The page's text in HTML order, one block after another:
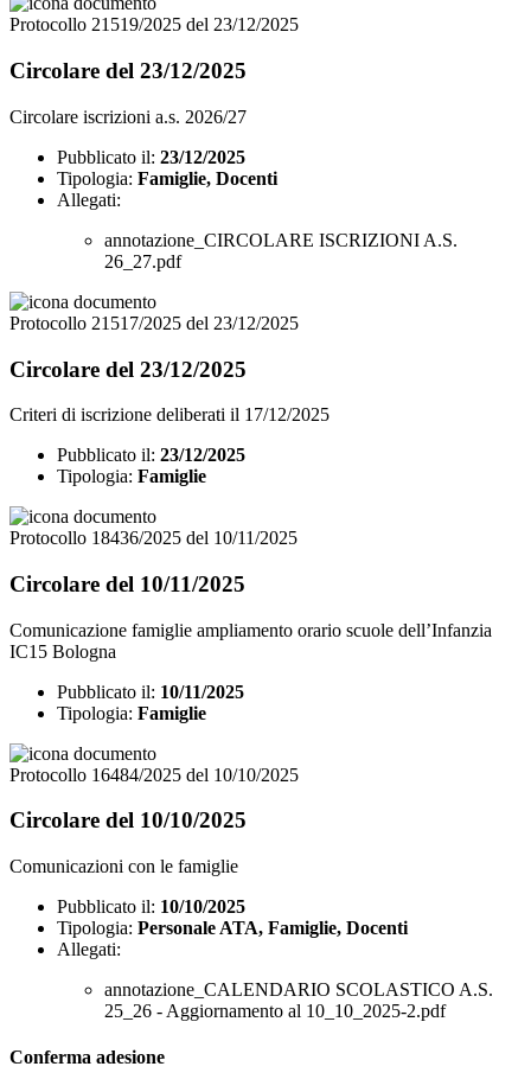
Protocollo 21519/2025 del 23/12/2025
Circolare del 23/12/2025
Circolare iscrizioni a.s. 2026/27
Pubblicato il: 23/12/2025
Tipologia: Famiglie, Docenti
Allegati:
annotazione_CIRCOLARE ISCRIZIONI A.S.
26_27.pdf
Protocollo 21517/2025 del 23/12/2025
Circolare del 23/12/2025
Criteri di iscrizione deliberati il 17/12/2025
Pubblicato il: 23/12/2025
Tipologia: Famiglie
Protocollo 18436/2025 del 10/11/2025
Circolare del 10/11/2025
Comunicazione famiglie ampliamento orario scuole dell’Infanzia
IC15 Bologna
Pubblicato il: 10/11/2025
Tipologia: Famiglie
Protocollo 16484/2025 del 10/10/2025
Circolare del 10/10/2025
Comunicazioni con le famiglie
Pubblicato il: 10/10/2025
Tipologia: Personale ATA, Famiglie, Docenti
Allegati:
annotazione_CALENDARIO SCOLASTICO A.S.
25_26 - Aggiornamento al 10_10_2025-2.pdf
Conferma adesione